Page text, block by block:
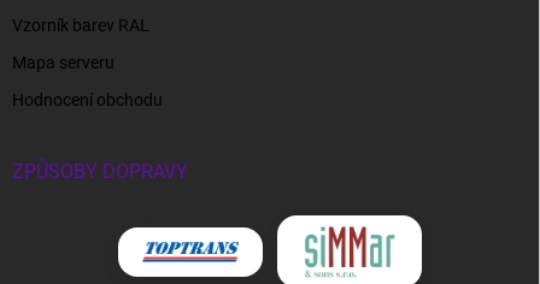
Vzorník barev RAL
Mapa serveru
Hodnocení obchodu
ZPŮSOBY DOPRAVY